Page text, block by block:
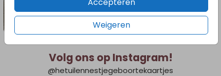
Weigeren
Volg ons op Instagram!
@hetuilennestjegeboortekaartjes